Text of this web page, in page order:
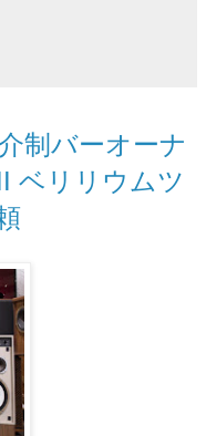
制バーオーナ
ベリリウムツ